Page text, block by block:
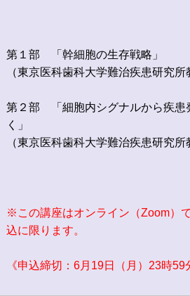
第１部 「幹細胞の生存戦略
（東京医科歯科大学難治疾患研究
第２部 「細胞内シグナルから疾患
く」
（東京医科歯科大学難治疾患研究
※この講座はオンライン（Zoom）
込に限ります。
《申込締切：6月19日（月）23時59